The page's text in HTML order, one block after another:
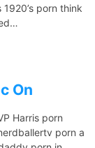
porn think
On
Harris porn
porn a